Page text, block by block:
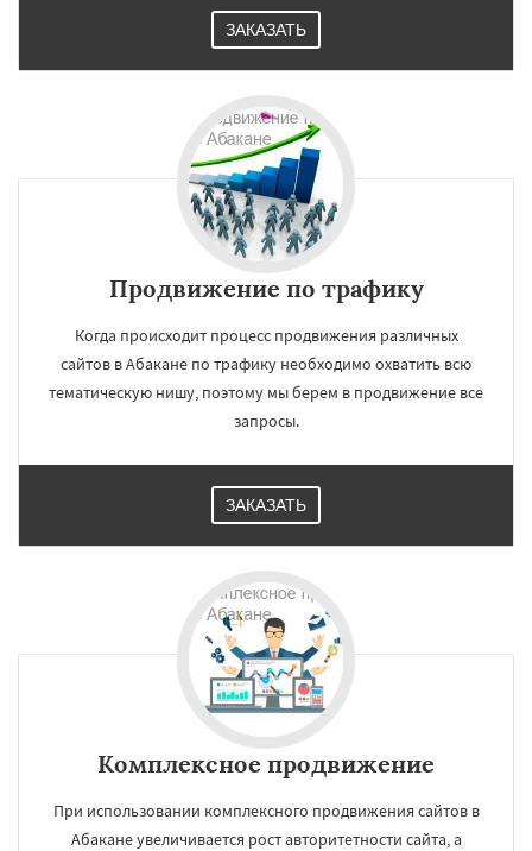
ЗАКАЗАТЬ
Продвижение по трафику
Когда происходит процесс продвижения различных
сайтов в Абакане по трафику необходимо охватить всю
тематическую нишу, поэтому мы берем в продвижение все
запросы.
ЗАКАЗАТЬ
Комплексное продвижение
При использовании комплексного продвижения сайтов в
Абакане увеличивается рост авторитетности сайта, а